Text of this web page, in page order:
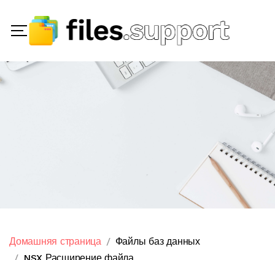
Домашняя страница
Файлы баз данных